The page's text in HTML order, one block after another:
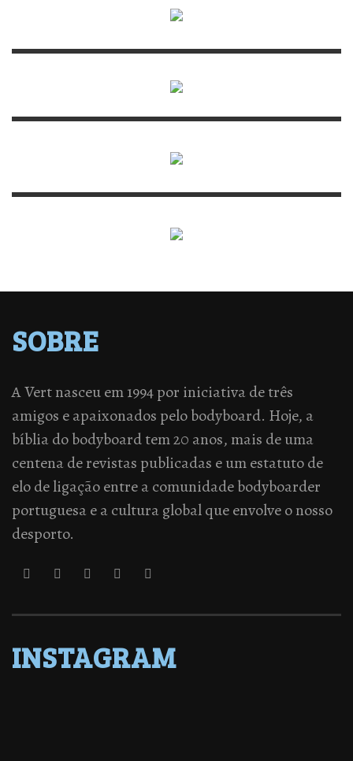
SOBRE
A Vert nasceu em 1994 por iniciativa de três
amigos e apaixonados pelo bodyboard. Hoje, a
bíblia do bodyboard tem 20 anos, mais de uma
centena de revistas publicadas e um estatuto de
elo de ligação entre a comunidade bodyboarder
portuguesa e a cultura global que envolve o nosso
desporto.
INSTAGRAM